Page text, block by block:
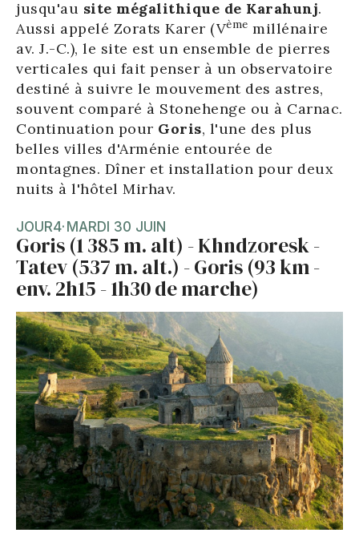
jusqu'au site mégalithique de Karahunj.
Aussi appelé Zorats Karer (Vème millénaire
av. J.-C.), le site est un ensemble de pierres
verticales qui fait penser à un observatoire
destiné à suivre le mouvement des astres,
souvent comparé à Stonehenge ou à Carnac.
Continuation pour Goris, l'une des plus
belles villes d'Arménie entourée de
montagnes. Dîner et installation pour deux
nuits à l'hôtel Mirhav.
JOUR4· MARDI 30 JUIN
Goris (1 385 m. alt) - Khndzoresk -
Tatev (537 m. alt.) - Goris (93 km -
env. 2h15 - 1h30 de marche)